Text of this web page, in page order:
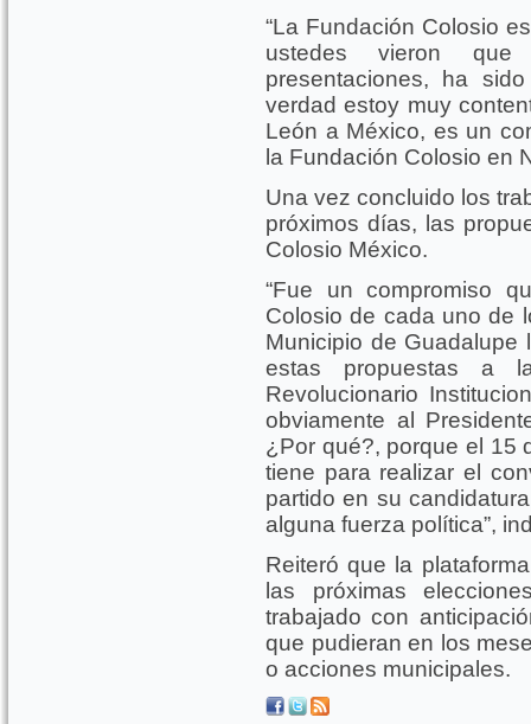
“La Fundación Colosio
ustedes vieron que
presentaciones, ha
verdad estoy muy
León a México, es un
la Fundación Colosio en
Una vez concluido los
próximos días, las
Colosio México.
“Fue un compromiso
Colosio de cada uno de
Municipio de Guadalupe
estas propuestas a
Revolucionario
obviamente al
¿Por qué?, porque el 15
tiene para realizar el
partido en su
alguna fuerza política”,
Reiteró que la
las próximas
trabajado con
que pudieran en los
o acciones municipales.